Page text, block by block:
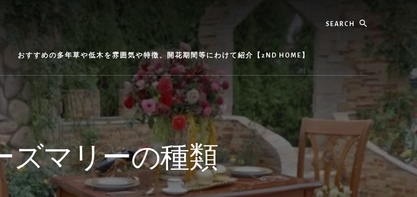
おすすめの多年草や低木を雰囲気や特徴、開花期間等にわけて紹介【2ND HOME】
ズマリーの種類